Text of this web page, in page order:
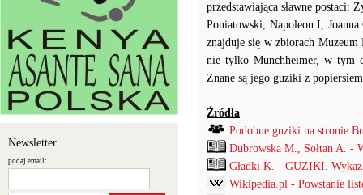
Newsletter
podaj email:
przedstawiająca sławne postaci:
Poniatowski, Napoleon I,
znajduje się w zbiorach
nie tylko Munchheimer, w tym
Znane są jego guziki z
Źródła
Podobne guziki na stronie
Dubrowska M., Sołtan A. -
Gładki K. - GUZIKI.
Wikipedia.pl - Powstanie